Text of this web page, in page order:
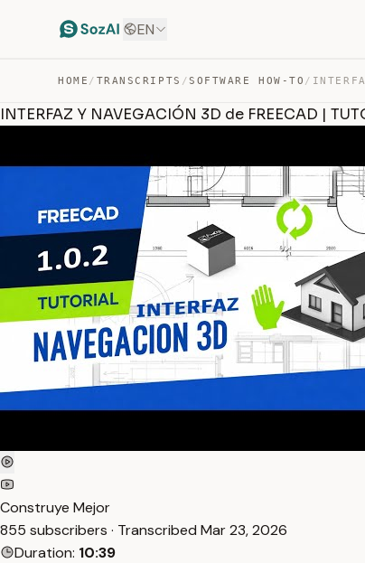
EN
HOME / TRANSCRIPTS /SOFTWARE HOW-TO /
INTERFAZ Y NAVEGACIÓN 3D de FREECAD |
Construye Mejor
855 subscribers · Transcribed Mar 23, 2026
Duration: 10:39